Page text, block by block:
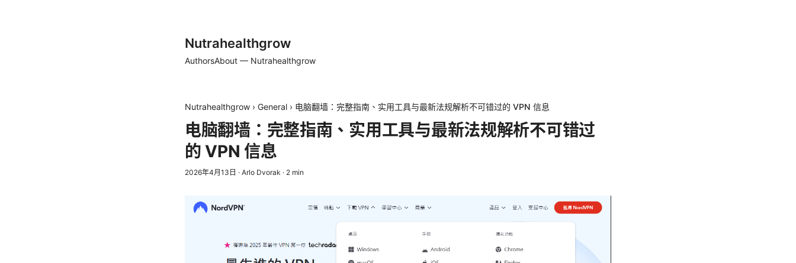
Nutrahealthgrow
AuthorsAbout — Nutrahealthgrow
Nutrahealthgrow › General › 电脑翻墙：完整指南、实用工具与最新法规解析不可错过的 VPN 信息
电脑翻墙：完整指南、实用工具与最新法规解析不可错过
的 VPN 信息
2026年4月13日 · Arlo Dvorak · 2 min